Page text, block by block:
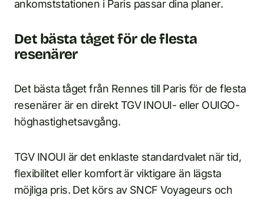
ankomststationen i Paris passar dina planer.
Det bästa tåget för de flesta
resenärer
Det bästa tåget från Rennes till Paris för de flesta
resenärer är en direkt TGV INOUI- eller OUIGO-
höghastighetsavgång.
TGV INOUI är det enklaste standardvalet när tid,
flexibilitet eller komfort är viktigare än lägsta
möjliga pris. Det körs av SNCF Voyageurs och